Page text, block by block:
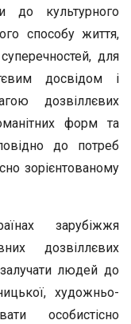
до культурного
способу життя,
для
досвідом і
дозвіллєвих
форм та
до потреб
зорієнтованому
зарубіжжя
дозвіллєвих
людей до
художньо-
особистісно